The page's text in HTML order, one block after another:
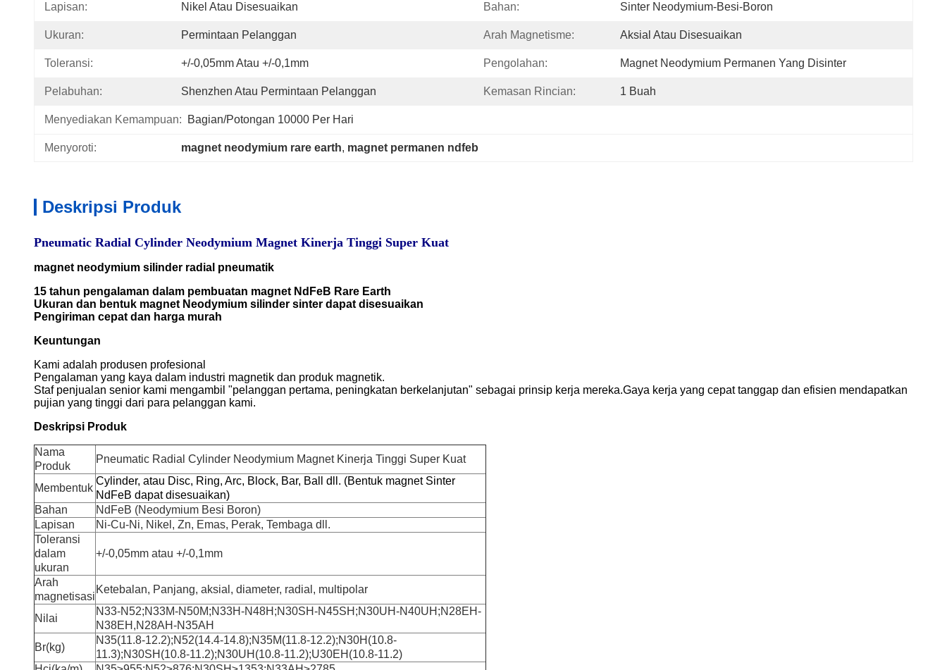
Lapisan: Nikel Atau Disesuaikan Bahan: Sinter Neodymium-Besi-Boron
Ukuran: Permintaan Pelanggan Arah Magnetisme: Aksial Atau Disesuaikan
Toleransi: +/-0,05mm Atau +/-0,1mm Pengolahan: Magnet Neodymium Permanen Yang Disinter
Pelabuhan: Shenzhen Atau Permintaan Pelanggan Kemasan Rincian: 1 Buah
Menyediakan Kemampuan: Bagian/potongan 10000 Per Hari
Menyoroti: magnet neodymium rare earth, magnet permanen ndfeb
Deskripsi Produk
Pneumatic Radial Cylinder Neodymium Magnet Kinerja Tinggi Super Kuat
magnet neodymium silinder radial pneumatik
15 tahun pengalaman dalam pembuatan magnet NdFeB Rare Earth
Ukuran dan bentuk magnet Neodymium silinder sinter dapat disesuaikan
Pengiriman cepat dan harga murah
Keuntungan
Kami adalah produsen profesional
Pengalaman yang kaya dalam industri magnetik dan produk magnetik.
Staf penjualan senior kami mengambil "pelanggan pertama, peningkatan berkelanjutan" sebagai prinsip kerja mereka.Gaya kerja yang cepat tanggap dan efisien mendapatkan
pujian yang tinggi dari para pelanggan kami.
Deskripsi Produk
Nama
Produk
Pneumatic Radial Cylinder Neodymium Magnet Kinerja Tinggi Super Kuat
Membentuk
Cylinder, atau Disc, Ring, Arc, Block, Bar, Ball dll. (Bentuk magnet Sinter
NdFeB dapat disesuaikan)
Bahan
NdFeB (Neodymium Besi Boron)
Lapisan
Ni-Cu-Ni, Nikel, Zn, Emas, Perak, Tembaga dll.
Toleransi
dalam
ukuran
+/-0,05mm atau +/-0,1mm
Arah
magnetisasi
Ketebalan, Panjang, aksial, diameter, radial, multipolar
Nilai
N33-N52;N33M-N50M;N33H-N48H;N30SH-N45SH;N30UH-N40UH;N28EH-
N38EH,N28AH-N35AH
Br(kg)
N35(11.8-12.2);N52(14.4-14.8);N35M(11.8-12.2);N30H(10.8-
11.3);N30SH(10.8-11.2);N30UH(10.8-11.2);U30EH(10.8-11.2)